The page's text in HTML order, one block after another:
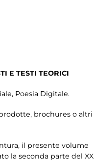
E TESTI TEORICI
Poesia Digitale.
brochures o altri
il presente volume
la seconda parte del XX